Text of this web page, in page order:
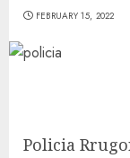
FEBRUARY 15, 2022
Policia